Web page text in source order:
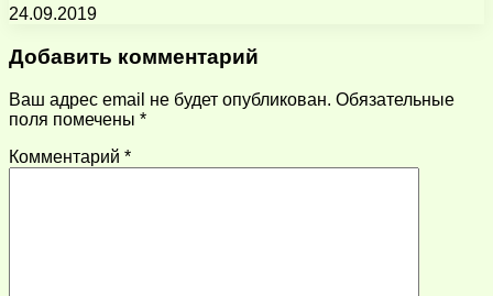
24.09.2019
Добавить комментарий
Ваш адрес email не будет опубликован. Обязательные
поля помечены *
Комментарий *